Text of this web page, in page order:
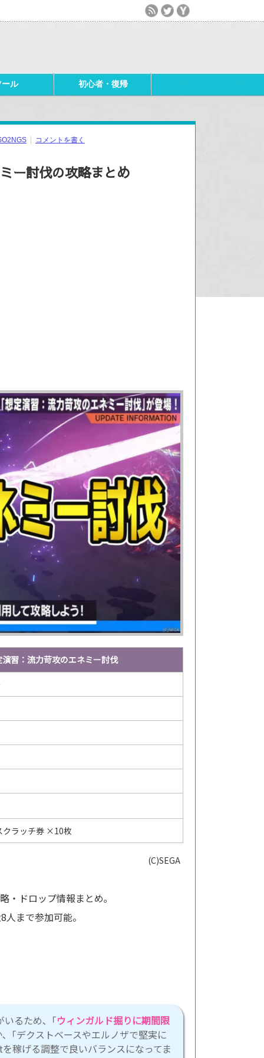
ール 初心者・復帰
コメントを書く
ー討伐の攻略まとめ
演習：流力苛攻のエネミー討伐
クラッチ券 ×10枚
(C)SEGA
・ドロップ情報まとめ｡
人まで参加可能。
いるため､「ウィンガルド掘りに期間限
､「デクストベースやエルノザで堅実に
稼げる調整で良いバランスになってま